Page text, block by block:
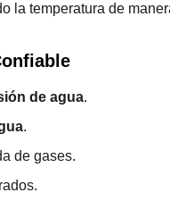
la temperatura de
de agua.
.
de gases.